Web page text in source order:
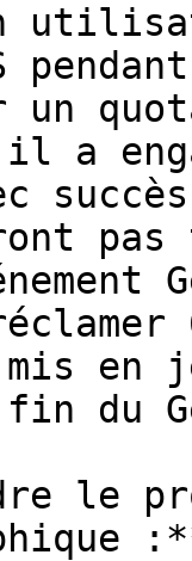
a
succès
pas
mis
du
le